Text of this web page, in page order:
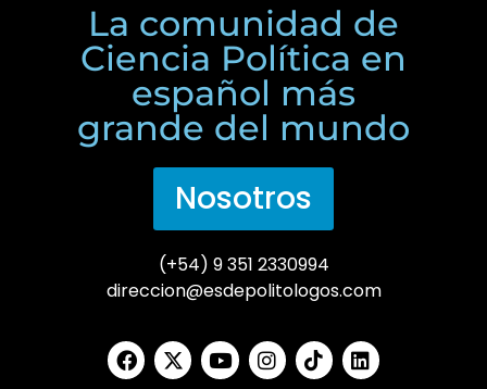
La comunidad de
Ciencia Política en
español más
grande del mundo
Nosotros
(+54) 9 351 2330994
direccion@esdepolitologos.com